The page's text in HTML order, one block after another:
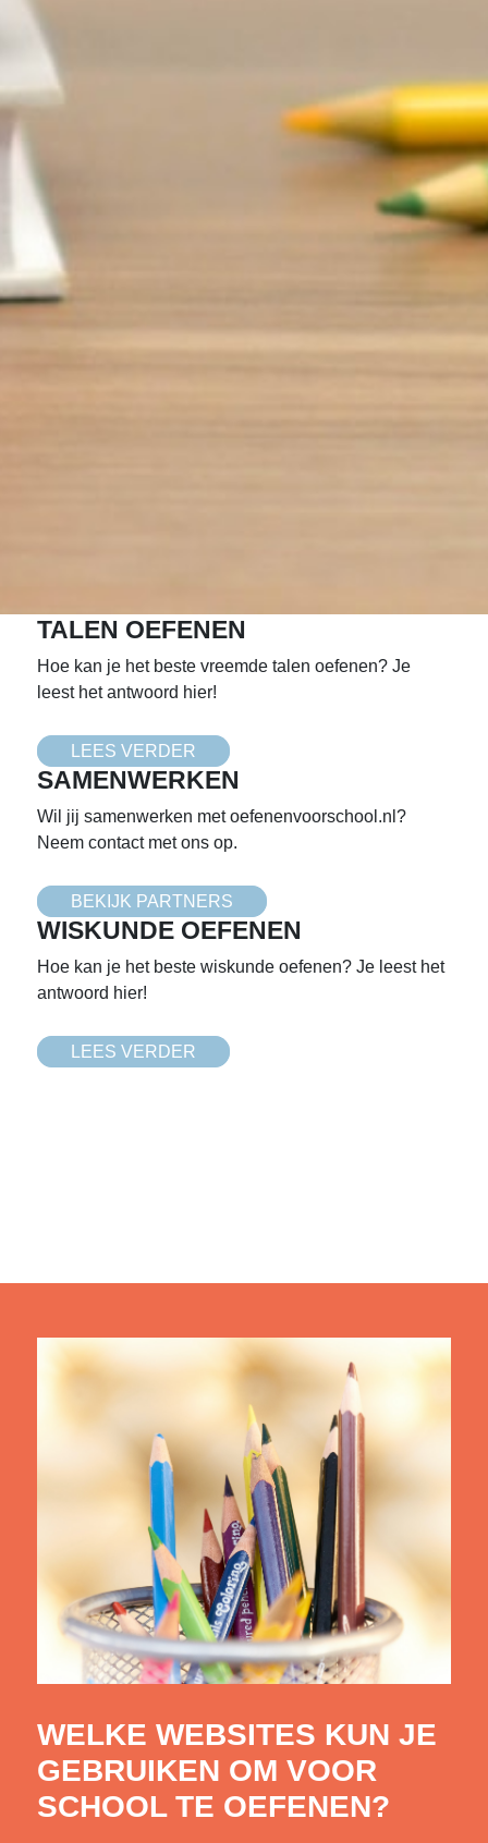
TALEN OEFENEN
Hoe kan je het beste vreemde talen oefenen? Je
leest het antwoord hier!
LEES VERDER
SAMENWERKEN
Wil jij samenwerken met oefenenvoorschool.nl?
Neem contact met ons op.
BEKIJK PARTNERS
WISKUNDE OEFENEN
Hoe kan je het beste wiskunde oefenen? Je leest het
antwoord hier!
LEES VERDER
WELKE WEBSITES KUN JE
GEBRUIKEN OM VOOR
SCHOOL TE OEFENEN?